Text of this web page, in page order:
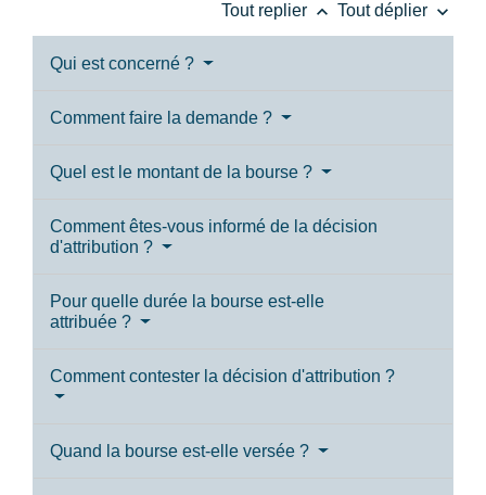
Tout replier keyboard_arrow_up Tout déplier keyboard_arrow_down
Qui est concerné ?
Comment faire la demande ?
Quel est le montant de la bourse ?
Comment êtes-vous informé de la décision
d'attribution ?
Pour quelle durée la bourse est-elle
attribuée ?
Comment contester la décision d'attribution ?
Quand la bourse est-elle versée ?